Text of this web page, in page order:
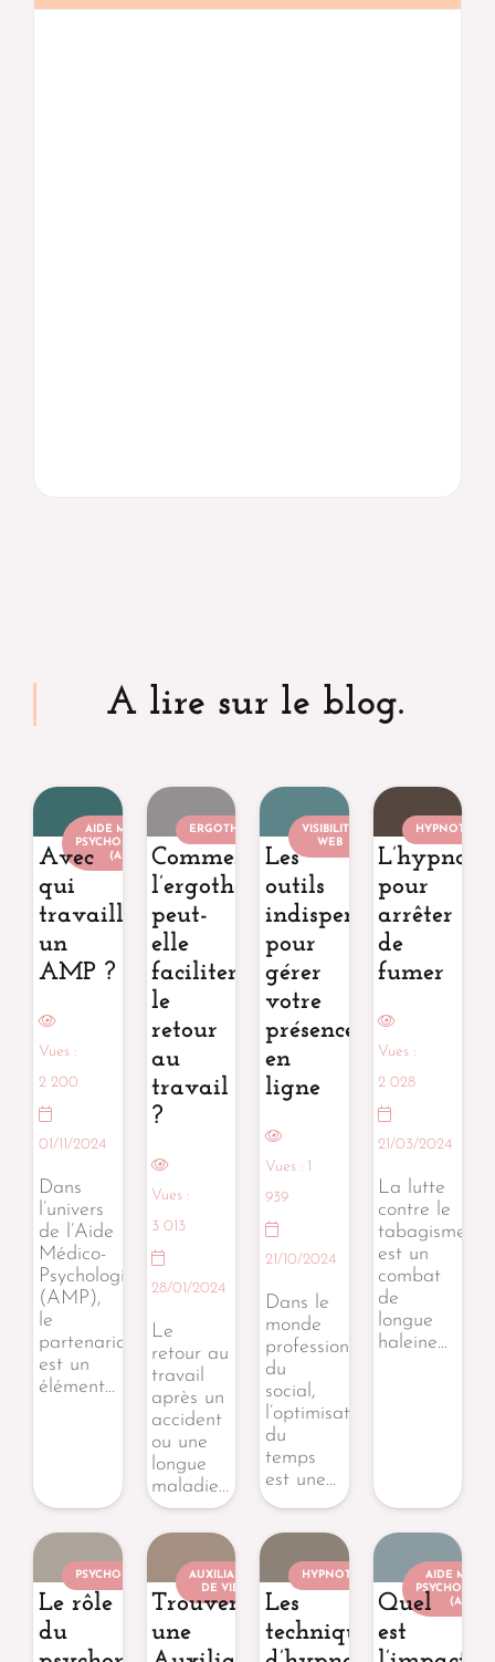
A lire sur le blog.
AIDE MÉDICO-
PSYCHOLOGIQUE
(AMP)
Avec
qui
travaille
un
AMP ?
Vues :
2 200
01/11/2024
Dans
l’univers
de l’Aide
Médico-
Psychologique
(AMP),
le
partenariat
est un
élément…
ERGOTHÉRAPEUTE
Comment
l’ergothérapie
peut-
elle
faciliter
le
retour
au
travail
?
Vues :
3 013
28/01/2024
Le
retour au
travail
après un
accident
ou une
longue
maladie…
VISIBILITÉ
WEB
Les
outils
indispensables
pour
gérer
votre
présence
en
ligne
Vues : 1
939
21/10/2024
Dans le
monde
professionnel
du
social,
l’optimisation
du
temps
est une…
pour
arrêter
de
fumer
Vues :
2 028
21/03/2024
La lutte
contre le
tabagisme
est un
combat
de
longue
haleine…
PSYCHOMOTRICIEN
Le rôle
du
AUXILIAIRE
DE VIE
Trouver
une
HYPNOTHÉRAPEUTE
Les
techniques
AIDE
(AMP)
Quel
est